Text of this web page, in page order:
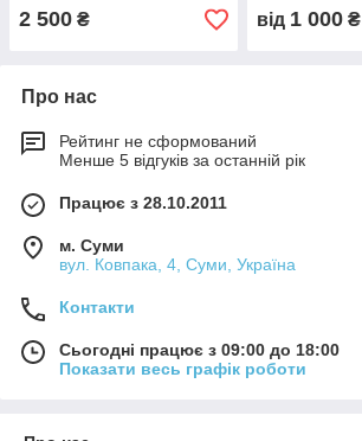
2 500 ₴ від 1 000₴
Про нас
Рейтинг не сформований
Менше 5 відгуків за останній рік
Працює з 28.10.2011
м. Суми
вул. Ковпака, 4, Суми, Україна
Контакти
Сьогодні працює з 09:00 до 18:00
Показати весь графік роботи